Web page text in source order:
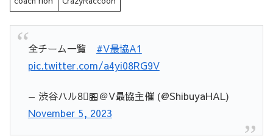
全チーム一覧 #V最協A1
pic.twitter.com/a4yi08RG9V
— 渋谷ハル8⃣🏪＠V最協主催 (@ShibuyaHAL)
November 5, 2023